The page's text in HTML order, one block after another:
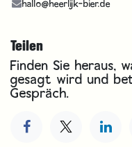
hallo@heerlijk-bier.de
Teilen
Finden Sie heraus,
gesagt wird und
Gespräch.